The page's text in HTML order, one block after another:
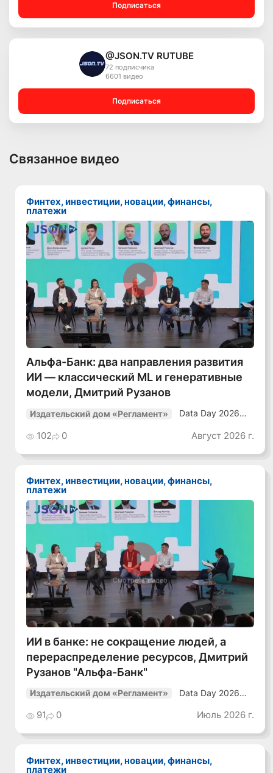
Подписаться
@JSON.TV RUTUBE
72 подписчика
6601 видео
Подписаться
Связанное видео
Финтех, инвестиции, новации, финансы,
платежи
Смотреть видео
Альфа-Банк: два направления развития
ИИ — классический ML и генеративные
модели, Дмитрий Рузанов
Издательский дом «Регламент»
Data Day 2026
Как сохранять
уверенный курс
среде»
102 0 Август 2026 г.
Финтех, инвестиции, новации, финансы,
платежи
Смотреть видео
ИИ в банке: не сокращение людей, а
перераспределение ресурсов, Дмитрий
Рузанов "Альфа-Банк"
Издательский дом «Регламент»
Data Day 2026
Как сохранять
уверенный курс
среде»
91 0 Июль 2026 г.
Финтех, инвестиции, новации, финансы,
платежи